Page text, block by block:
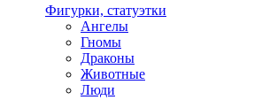
Фигурки, статуэтки
Ангелы
Гномы
Драконы
Животные
Люди